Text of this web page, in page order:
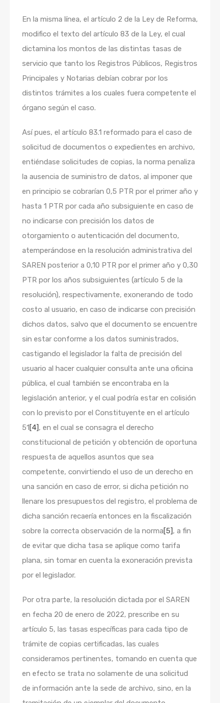
En la misma línea, el artículo 2 de la Ley de Reforma,
modifico el texto del artículo 83 de la Ley, el cual
dictamina los montos de las distintas tasas de
servicio que tanto los Registros Públicos, Registros
Principales y Notarias debían cobrar por los
distintos trámites a los cuales fuera competente el
órgano según el caso.
Así pues, el artículo 83.1 reformado para el caso de
solicitud de documentos o expedientes en archivo,
entiéndase solicitudes de copias, la norma penaliza
la ausencia de suministro de datos, al imponer que
en principio se cobrarían 0,5 PTR por el primer año y
hasta 1 PTR por cada año subsiguiente en caso de
no indicarse con precisión los datos de
otorgamiento o autenticación del documento,
atemperándose en la resolución administrativa del
SAREN posterior a 0,10 PTR por el primer año y 0,30
PTR por los años subsiguientes (artículo 5 de la
resolución), respectivamente, exonerando de todo
costo al usuario, en caso de indicarse con precisión
dichos datos, salvo que el documento se encuentre
sin estar conforme a los datos suministrados,
castigando el legislador la falta de precisión del
usuario al hacer cualquier consulta ante una oficina
pública, el cual también se encontraba en la
legislación anterior, y el cual podría estar en colisión
con lo previsto por el Constituyente en el artículo
51[4], en el cual se consagra el derecho
constitucional de petición y obtención de oportuna
respuesta de aquellos asuntos que sea
competente, convirtiendo el uso de un derecho en
una sanción en caso de error, si dicha petición no
llenare los presupuestos del registro, el problema de
dicha sanción recaería entonces en la fiscalización
sobre la correcta observación de la norma[5], a fin
de evitar que dicha tasa se aplique como tarifa
plana, sin tomar en cuenta la exoneración prevista
por el legislador.
Por otra parte, la resolución dictada por el SAREN
en fecha 20 de enero de 2022, prescribe en su
artículo 5, las tasas específicas para cada tipo de
trámite de copias certificadas, las cuales
consideramos pertinentes, tomando en cuenta que
en efecto se trata no solamente de una solicitud
de información ante la sede de archivo, sino, en la